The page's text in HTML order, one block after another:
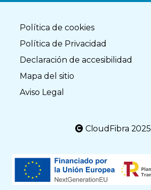
Política de cookies
Política de Privacidad
Declaración de accesibilidad
Mapa del sitio
Aviso Legal
CloudFibra 2025